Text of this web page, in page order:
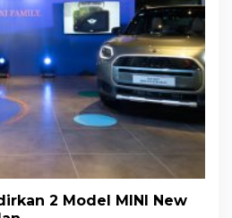
2 Model MINI New